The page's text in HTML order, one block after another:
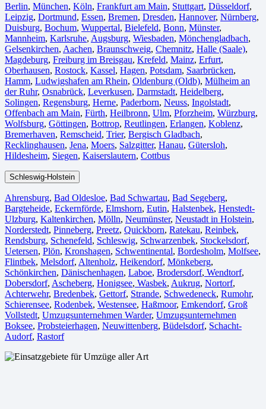
Berlin⁠, München, Köln⁠, Frankfurt am Main, Stuttgart, Düsseldorf,
Leipzig, Dortmund, Essen, Bremen, Dresden, Hannover, Nürnberg,
Duisburg⁠, Bochum, Wuppertal⁠, Bielefeld⁠, Bonn⁠, Münster⁠,
Mannheim, Karlsruhe, Augsburg, Wiesbaden⁠, Mönchengladbach⁠,
Gelsenkirchen⁠, Aachen⁠, Braunschweig, Chemnitz⁠, Halle (Saale)⁠,
Magdeburg, Freiburg im Breisgau⁠, Krefeld⁠, Mainz⁠, Erfurt,
Oberhausen⁠, Rostock⁠, Kassel⁠, Hagen, Potsdam, Saarbrücken⁠,
Hamm, Ludwigshafen am Rhein⁠, Oldenburg (Oldb), Mülheim an
der Ruhr, Osnabrück⁠, Leverkusen, Darmstadt⁠, Heidelberg,
Solingen, Regensburg, Herne⁠, Paderborn, Neuss, Ingolstadt,
Offenbach am Main, Fürth⁠, Heilbronn, Ulm⁠, Pforzheim, Würzburg,
Wolfsburg⁠, Göttingen, Bottrop, Reutlingen, Erlangen⁠, Koblenz,
Bremerhaven⁠, Remscheid, Trier⁠, Bergisch Gladbach,
Recklinghausen, Jena⁠, Moers⁠, Salzgitter⁠, Hanau, Gütersloh,
Hildesheim⁠, Siegen⁠, Kaiserslautern⁠, Cottbus⁠
Schleswig-Holstein
Ahrensburg, Bad Oldesloe, Bad Schwartau, Bad Segeberg,
Bargteheide, Eckernförde, Elmshorn, Eutin, Halstenbek, Henstedt-
Ulzburg, Kaltenkirchen, Mölln, Neumünster, Neustadt in Holstein,
Norderstedt, Pinneberg, Preetz, Quickborn, Ratekau, Reinbek,
Rendsburg, Schenefeld, Schleswig, Schwarzenbek, Stockelsdorf,
Uetersen, Plön, Kronshagen, Schwentinental, Bordesholm, Molfsee,
Flintbek, Melsdorf, Altenholz, Heikendorf, Mönkeberg,
Schönkirchen, Dänischenhagen, Laboe, Brodersdorf, Wendtorf,
Dobersdorf, Ascheberg, Honigsee, Wasbek, Aukrug, Nortorf,
Achterwehr, Bredenbek, Gettorf, Strande, Schwedeneck, Rumohr,
Schierensee, Rodenbek, Westensee, Haßmoor, Emkendorf, Groß
Vollstedt, Umzugsunternehmen Warder, Umzugsunternehmen
Boksee, Probsteierhagen, Neuwittenberg, Büdelsdorf, Schacht-
Audorf, Rastorf